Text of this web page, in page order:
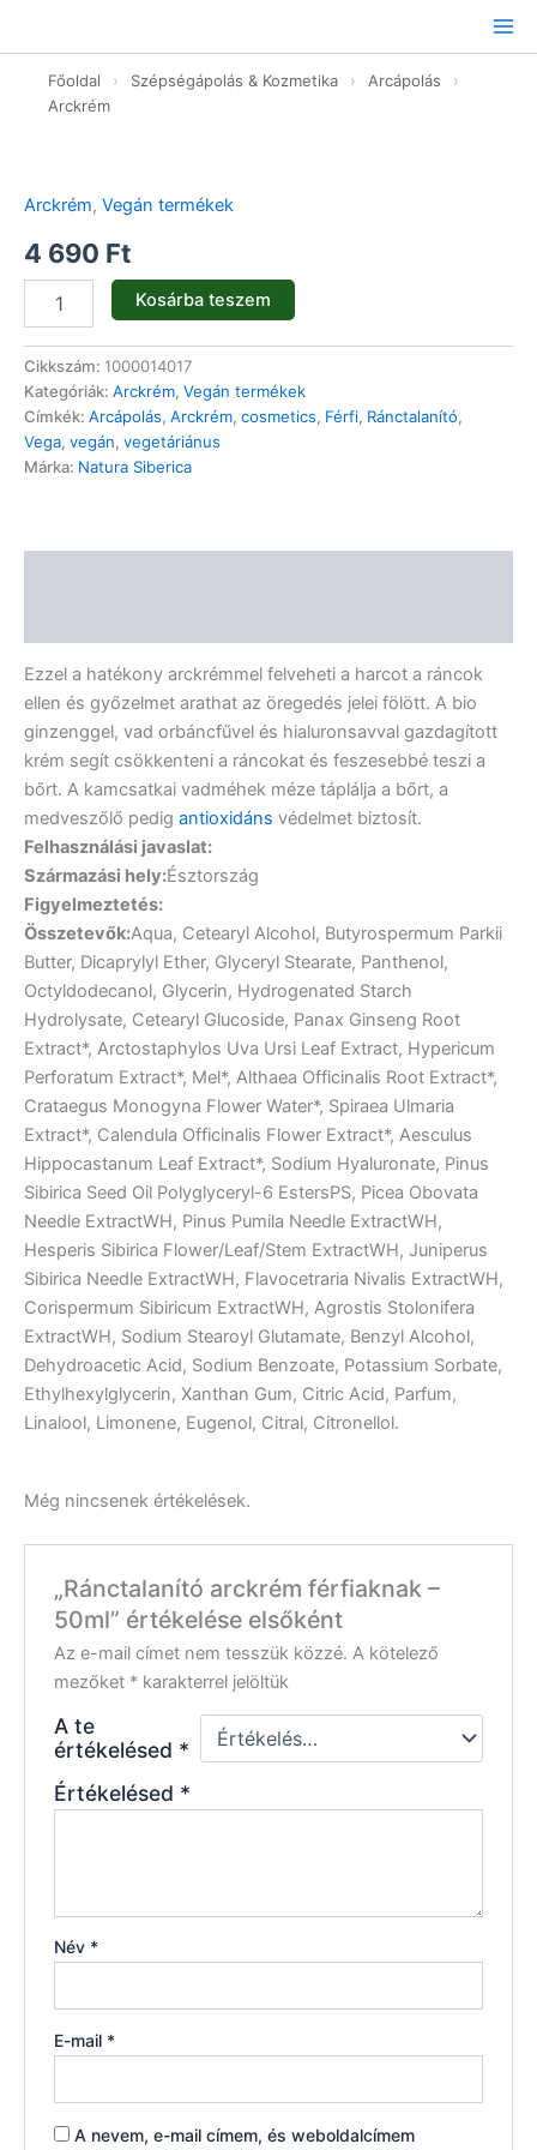
tartalomhoz
Főoldal › Szépségápolás & Kozmetika › Arcápolás
›
Arckrém
Arckrém, Vegán termékek
4 690 Ft
-
50ml
mennyiség
Kosárba teszem
Cikkszám: 1000014017
Kategóriák: Arckrém, Vegán termékek
Címkék: Arcápolás, Arckrém, cosmetics, Férfi, Ránctalanító,
Vega, vegán, vegetáriánus
Márka: Natura Siberica
Ezzel a hatékony arckrémmel felveheti a harcot a ráncok
ellen és győzelmet arathat az öregedés jelei fölött. A bio
ginzenggel, vad orbáncfűvel és hialuronsavval gazdagított
krém segít csökkenteni a ráncokat és feszesebbé teszi a
bőrt. A kamcsatkai vadméhek méze táplálja a bőrt, a
medveszőlő pedig antioxidáns védelmet biztosít.
Felhasználási javaslat:
Származási hely:Észtország
Figyelmeztetés:
Összetevők:Aqua, Cetearyl Alcohol, Butyrospermum Parkii
Butter, Dicaprylyl Ether, Glyceryl Stearate, Panthenol,
Octyldodecanol, Glycerin, Hydrogenated Starch
Hydrolysate, Cetearyl Glucoside, Panax Ginseng Root
Extract*, Arctostaphylos Uva Ursi Leaf Extract, Hypericum
Perforatum Extract*, Mel*, Althaea Officinalis Root Extract*,
Crataegus Monogyna Flower Water*, Spiraea Ulmaria
Extract*, Calendula Officinalis Flower Extract*, Aesculus
Hippocastanum Leaf Extract*, Sodium Hyaluronate, Pinus
Sibirica Seed Oil Polyglyceryl-6 EstersPS, Picea Obovata
Needle ExtractWH, Pinus Pumila Needle ExtractWH,
Hesperis Sibirica Flower/Leaf/Stem ExtractWH, Juniperus
Sibirica Needle ExtractWH, Flavocetraria Nivalis ExtractWH,
Corispermum Sibiricum ExtractWH, Agrostis Stolonifera
ExtractWH, Sodium Stearoyl Glutamate, Benzyl Alcohol,
Dehydroacetic Acid, Sodium Benzoate, Potassium Sorbate,
Ethylhexylglycerin, Xanthan Gum, Citric Acid, Parfum,
Linalool, Limonene, Eugenol, Citral, Citronellol.
Még nincsenek értékelések.
„Ránctalanító arckrém férfiaknak –
50ml” értékelése elsőként
Az e-mail címet nem tesszük közzé. A kötelező
mezőket * karakterrel jelöltük
A te
értékelésed *
Értékelésed *
Név *
E-mail *
A nevem, e-mail címem, és weboldalcímem